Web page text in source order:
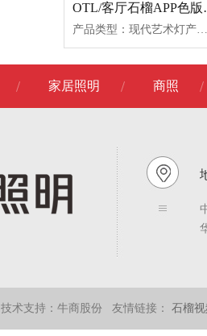
OTL/客
产品类型：现代艺术灯产品型号：81089-681089-881089-1081089-5餐吊产品尺寸：Φ720*150Φ890*150Φ970*150950*150*180产品功率：48W*272W*296W*248W*2产品材质：铝材+亚克力+铁艺产品颜色：黑+金
家居照明 商照
技术支持：牛商股份 友情链接： 石榴